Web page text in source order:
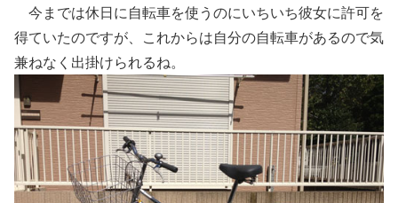
今までは休日に自転車を使うのにいちいち彼女に許可を
得ていたのですが、これからは自分の自転車があるので気
兼ねなく出掛けられるね。